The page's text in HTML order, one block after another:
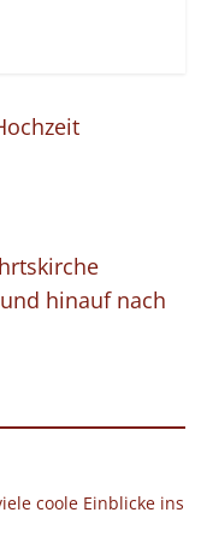
hinauf nach
coole Einblicke ins